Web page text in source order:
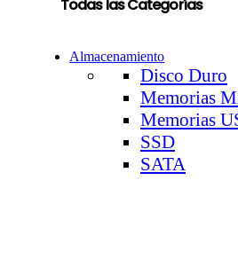
Todas las Categorías
Almacenamiento
Disco Duro
Memorias
Memorias
SSD
SATA